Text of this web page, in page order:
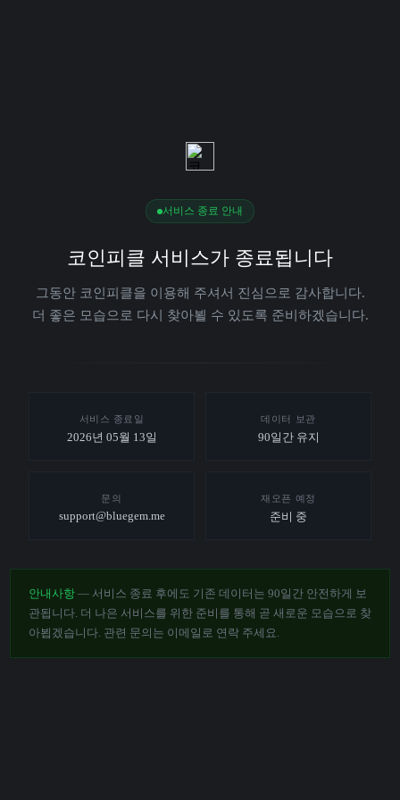
서비스 종료 안내
코인피클 서비스가 종료됩니다
그동안 코인피클을 이용해 주셔서 진심으로 감사합니다.
더 좋은 모습으로 다시 찾아뵐 수 있도록 준비하겠습니다.
서비스 종료일
2026년 05월 13일
데이터 보관
90일간 유지
문의
support@bluegem.me
재오픈 예정
준비 중
안내사항 — 서비스 종료 후에도 기존 데이터는 90일간 안전하게 보
관됩니다. 더 나은 서비스를 위한 준비를 통해 곧 새로운 모습으로 찾
아뵙겠습니다. 관련 문의는 이메일로 연락 주세요.